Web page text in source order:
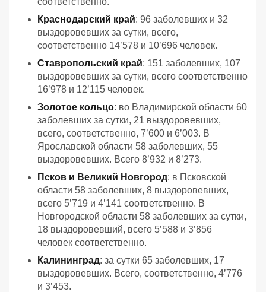
Краснодарский край: 96 заболевших и 32
выздоровевших за сутки, всего,
соответственно 14’578 и 10’696 человек.
Ставропольский край: 151 заболевших, 107
выздоровевших за сутки, всего соответственно
16’978 и 12’115 человек.
Золотое кольцо: во Владимирской области 60
заболевших за сутки, 21 выздоровевших,
всего, соответственно, 7’600 и 6’003. В
Ярославской области 58 заболевших, 55
выздоровевших. Всего 8’932 и 8’273.
Псков и Великий Новгород: в Псковской
области 58 заболевших, 8 выздоровевших,
всего 5’719 и 4’141 соответственно. В
Новгородской области 58 заболевших за сутки,
18 выздоровевший, всего 5’588 и 3’856
человек соответственно.
Калининград: за сутки 65 заболевших, 17
выздоровевших. Всего, соответственно, 4’776
и 3’453.